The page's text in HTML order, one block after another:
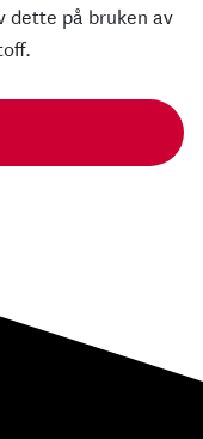
dette på bruken av